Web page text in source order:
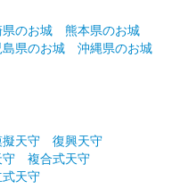
春限定版
限定版
のお城
熊本県のお城
島県のお城 沖縄県のお城
天守
復興天守
複合式天守
天守